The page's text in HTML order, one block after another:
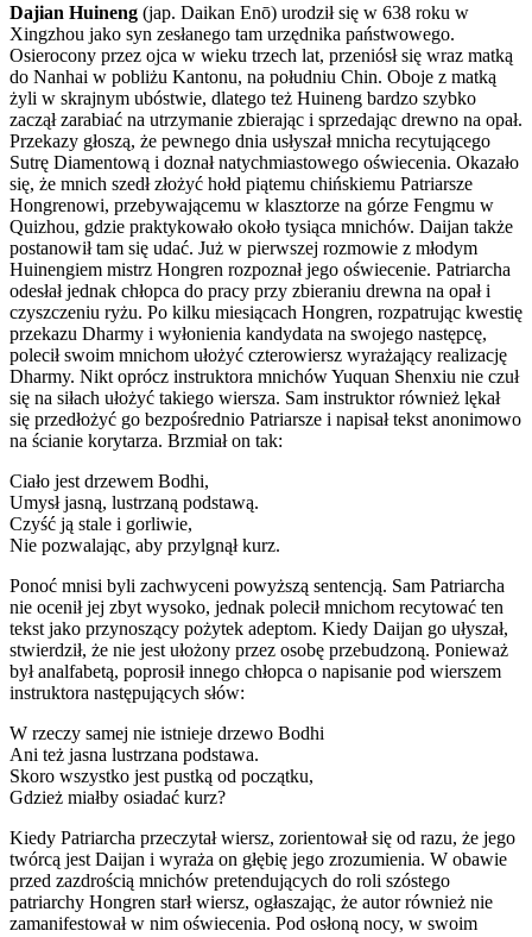
Dajian Huineng (jap. Daikan Enō) urodził się w 638 roku w
Xingzhou jako syn zesłanego tam urzędnika państwowego.
Osierocony przez ojca w wieku trzech lat, przeniósł się wraz matką
do Nanhai w pobliżu Kantonu, na południu Chin. Oboje z matką
żyli w skrajnym ubóstwie, dlatego też Huineng bardzo szybko
zaczął zarabiać na utrzymanie zbierając i sprzedając drewno na opał.
Przekazy głoszą, że pewnego dnia usłyszał mnicha recytującego
Sutrę Diamentową i doznał natychmiastowego oświecenia. Okazało
się, że mnich szedł złożyć hołd piątemu chińskiemu Patriarsze
Hongrenowi, przebywającemu w klasztorze na górze Fengmu w
Quizhou, gdzie praktykowało około tysiąca mnichów. Daijan także
postanowił tam się udać. Już w pierwszej rozmowie z młodym
Huinengiem mistrz Hongren rozpoznał jego oświecenie. Patriarcha
odesłał jednak chłopca do pracy przy zbieraniu drewna na opał i
czyszczeniu ryżu. Po kilku miesiącach Hongren, rozpatrując kwestię
przekazu Dharmy i wyłonienia kandydata na swojego następcę,
polecił swoim mnichom ułożyć czterowiersz wyrażający realizację
Dharmy. Nikt oprócz instruktora mnichów Yuquan Shenxiu nie czuł
się na siłach ułożyć takiego wiersza. Sam instruktor również lękał
się przedłożyć go bezpośrednio Patriarsze i napisał tekst anonimowo
na ścianie korytarza. Brzmiał on tak:
Ciało jest drzewem Bodhi,
Umysł jasną, lustrzaną podstawą.
Czyść ją stale i gorliwie,
Nie pozwalając, aby przylgnął kurz.
Ponoć mnisi byli zachwyceni powyższą sentencją. Sam Patriarcha
nie ocenił jej zbyt wysoko, jednak polecił mnichom recytować ten
tekst jako przynoszący pożytek adeptom. Kiedy Daijan go ułyszał,
stwierdził, że nie jest ułożony przez osobę przebudzoną. Ponieważ
był analfabetą, poprosił innego chłopca o napisanie pod wierszem
instruktora następujących słów:
W rzeczy samej nie istnieje drzewo Bodhi
Ani też jasna lustrzana podstawa.
Skoro wszystko jest pustką od początku,
Gdzież miałby osiadać kurz?
Kiedy Patriarcha przeczytał wiersz, zorientował się od razu, że jego
twórcą jest Daijan i wyraża on głębię jego zrozumienia. W obawie
przed zazdrością mnichów pretendujących do roli szóstego
patriarchy Hongren starł wiersz, ogłaszając, że autor również nie
zamanifestował w nim oświecenia. Pod osłoną nocy, w swoim